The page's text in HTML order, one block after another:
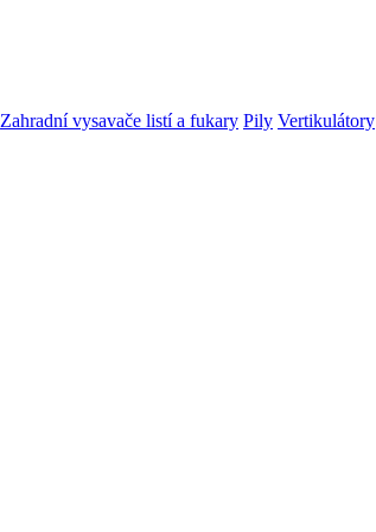
Zahradní vysavače listí a fukary Pily Vertikulátory